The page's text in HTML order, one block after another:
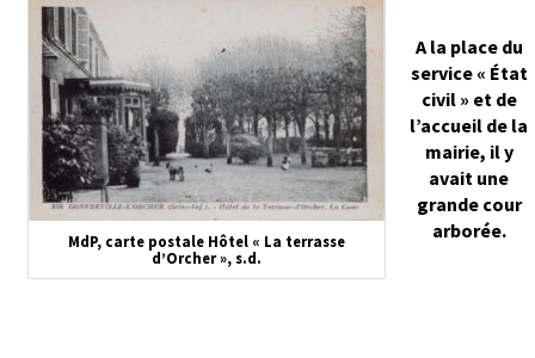
MdP, carte postale Hôtel « La terrasse
d’Orcher », s.d.
A la place du
service « État
civil » et de
l’accueil de la
mairie, il y
avait une
grande cour
arborée.